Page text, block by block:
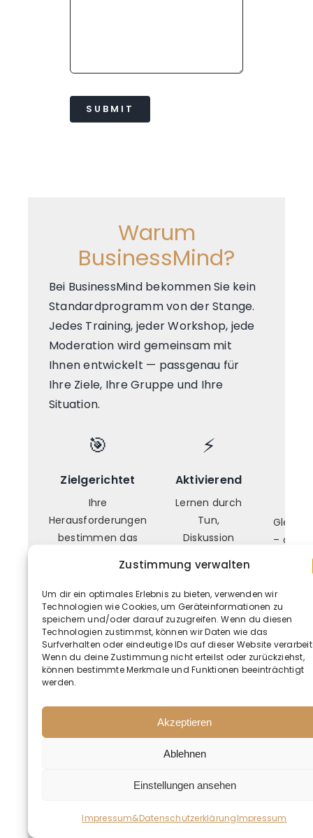
Zustimmung verwalten
Um dir ein optimales Erlebnis zu bieten, verwenden wir
Technologien wie Cookies, um Geräteinformationen zu
speichern und/oder darauf zuzugreifen. Wenn du diesen
Technologien zustimmst, können wir Daten wie das
Surfverhalten oder eindeutige IDs auf dieser Website
Wenn du deine Zustimmung nicht erteilst oder zurückziehst,
können bestimmte Merkmale und Funktionen beeinträchtigt
werden.
Akzeptieren
Ablehnen
Einstellungen ansehen
Impressum&DatenschutzerklärungImpressum
SUBMIT
Warum
BusinessMind?
Bei BusinessMind bekommen Sie kein
Standardprogramm von der Stange.
Jedes Training, jeder Workshop, jede
Moderation wird gemeinsam mit
Ihnen entwickelt — passgenau für
Ihre Ziele, Ihre Gruppe und Ihre
Situation.
🎯
Zielgerichtet
Ihre
Herausforderungen
bestimmen das
⚡
Aktivierend
Lernen durch
Tun,
Diskussion
Anwendung.
–
🧭
Struktur
Klare Prozesse für
🤖
KI
KI
unterstützt
Workshops
und